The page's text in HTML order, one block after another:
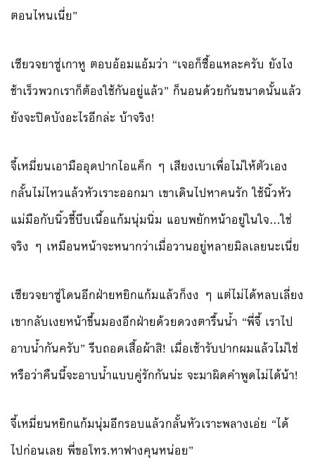
ตอนไหนเนี่ย”
เซียวจยาซู่เกาหู ตอบอ้อมแอ้มว่า “เจอก็ซื้อแหละครับ ยังไง
ช้าเร็วพวกเราก็ต้องใช้กันอยู่แล้ว” ก็นอนด้วยกันขนาดนั้นแล้ว
ยังจะปิดบังอะไรอีกล่ะ บ้าจริง!
จี้เหมี่ยนเอามืออุดปากไอแค็ก ๆ เสียงเบาเพื่อไม่ให้ตัวเอง
กลั้นไม่ไหวแล้วหัวเราะออกมา เขาเดินไปหาคนรัก ใช้นิ้วหัว
แม่มือกับนิ้วชี้บีบเนื้อแก้มนุ่มนิ่ม แอบพยักหน้าอยู่ในใจ…ใช่
จริง ๆ เหมือนหน้าจะหนากว่าเมื่อวานอยู่หลายมิลเลยนะเนี่ย
เซียวจยาซู่โดนอีกฝ่ายหยิกแก้มแล้วก็งง ๆ แต่ไม่ได้หลบเลี่ยง
เขากลับเงยหน้าขึ้นมองอีกฝ่ายด้วยดวงตารื้นน้ำ “พี่จี้ เราไป
อาบน้ำกันครับ” รีบถอดเสื้อผ้าสิ! เมื่อเช้ารับปากผมแล้วไม่ใช่
หรือว่าคืนนี้จะอาบน้ำแบบคู่รักกันน่ะ จะมาผิดคำพูดไม่ได้น้า!
จี้เหมี่ยนหยิกแก้มนุ่มอีกรอบแล้วกลั้นหัวเราะพลางเอ่ย “ได้
ไปก่อนเลย พี่ขอโทร.หาฟางคุนหน่อย”